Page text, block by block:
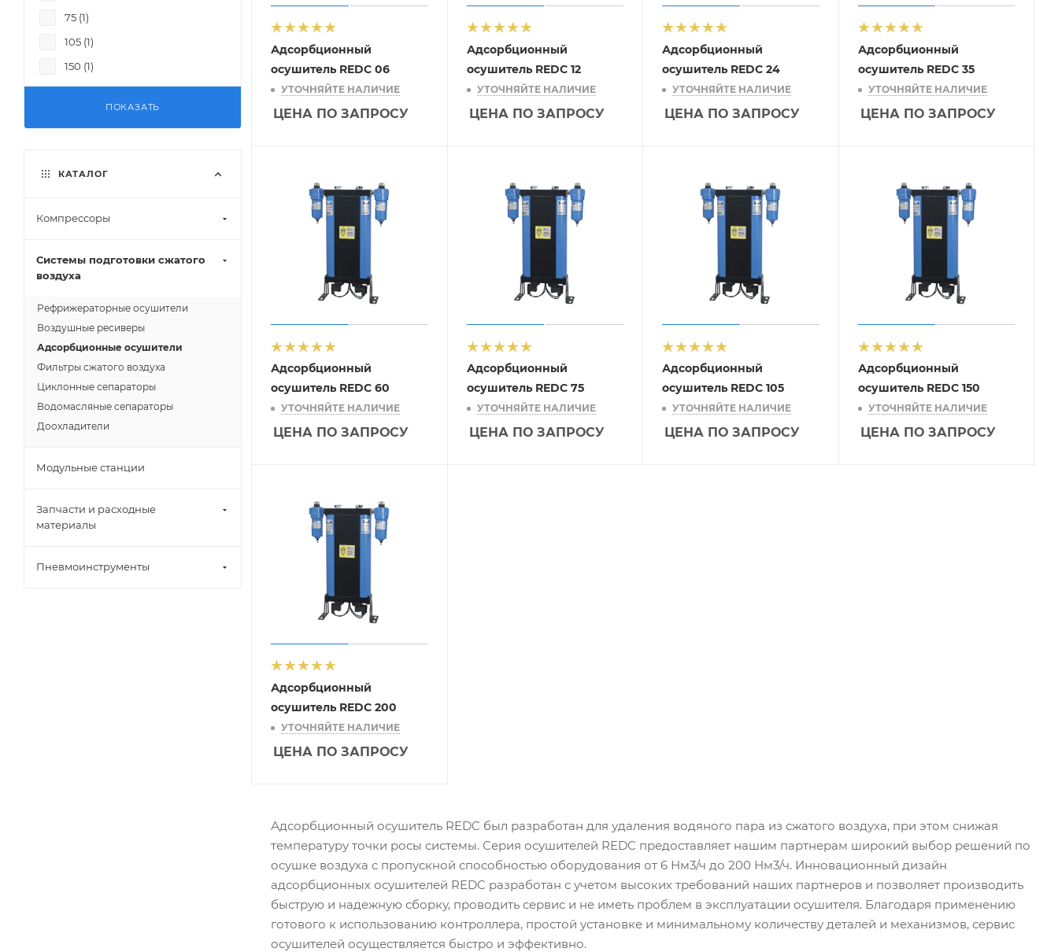
Адсорбционный
осушитель REDC 06
УТОЧНЯЙТЕ НАЛИЧИЕ
ЦЕНА ПО ЗАПРОСУ
Адсорбционный
осушитель REDC 12
УТОЧНЯЙТЕ НАЛИЧИЕ
ЦЕНА ПО ЗАПРОСУ
Адсорбционный
осушитель REDC 24
УТОЧНЯЙТЕ НАЛИЧИЕ
ЦЕНА ПО ЗАПРОСУ
Адсорбционный
осушитель REDC 35
УТОЧНЯЙТЕ НАЛИЧИЕ
ЦЕНА ПО ЗАПРОСУ
Адсорбционный
осушитель REDC 60
УТОЧНЯЙТЕ НАЛИЧИЕ
ЦЕНА ПО ЗАПРОСУ
Адсорбционный
осушитель REDC 75
УТОЧНЯЙТЕ НАЛИЧИЕ
ЦЕНА ПО ЗАПРОСУ
Адсорбционный
осушитель REDC 105
УТОЧНЯЙТЕ НАЛИЧИЕ
ЦЕНА ПО ЗАПРОСУ
Адсорбционный
осушитель REDC 150
УТОЧНЯЙТЕ НАЛИЧИЕ
ЦЕНА ПО ЗАПРОСУ
Адсорбционный
осушитель REDC 200
УТОЧНЯЙТЕ НАЛИЧИЕ
ЦЕНА ПО ЗАПРОСУ
Адсорбционный осушитель REDC был разработан для удаления водяного пара из сжатого воздуха, при этом снижая
температуру точки росы системы. Серия осушителей REDC предоставляет нашим партнерам широкий выбор решений по
осушке воздуха с пропускной способностью оборудования от 6 Нм3/ч до 200 Нм3/ч. Инновационный дизайн
адсорбционных осушителей REDC разработан с учетом высоких требований наших партнеров и позволяет производить
быструю и надежную сборку, проводить сервис и не иметь проблем в эксплуатации осушителя. Благодаря применению
готового к использованию контроллера, простой установке и минимальному количеству деталей и механизмов, сервис
осушителей осуществляется быстро и эффективно.
75 (1)
105 (1)
150 (1)
200 (1)
ПОКАЗАТЬ
КАТАЛОГ
Компрессоры
Системы подготовки сжатого
воздуха
Рефрижераторные осушители
Воздушные ресиверы
Адсорбционные осушители
Фильтры сжатого воздуха
Циклонные сепараторы
Водомасляные сепараторы
Доохладители
Модульные станции
Запчасти и расходные
материалы
Пневмоинструменты